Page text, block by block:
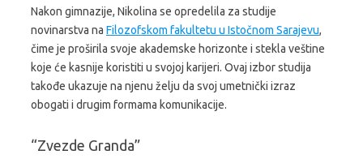
Nakon gimnazije, Nikolina se opredelila za studije
novinarstva na Filozofskom fakultetu u Istočnom Sarajevu,
čime je proširila svoje akademske horizonte i stekla veštine
koje će kasnije koristiti u svojoj karijeri. Ovaj izbor studija
takođe ukazuje na njenu želju da svoj umetnički izraz
obogati i drugim formama komunikacije.
“Zvezde Granda”